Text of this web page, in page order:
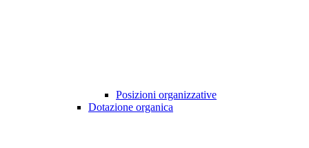
Posizioni organizzative
Dotazione organica